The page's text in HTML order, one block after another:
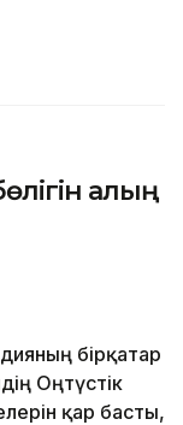
қалың
бірқатар
Оңтүстік
қар басты,